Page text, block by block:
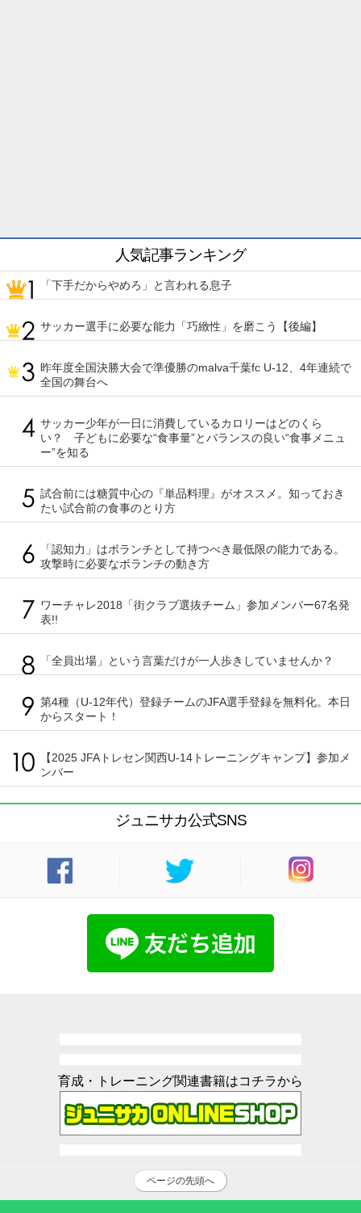
人気記事ランキング
「下手だからやめろ」と言われる息子
サッカー選手に必要な能力「巧緻性」を磨こう【後編】
昨年度全国決勝大会で準優勝のmalva千葉fc U-12、4年連続で
全国の舞台へ
サッカー少年が一日に消費しているカロリーはどのくら
い？ 子どもに必要な“食事量”とバランスの良い“食事メニュ
ー”を知る
試合前には糖質中心の『単品料理』がオススメ。知っておき
たい試合前の食事のとり方
「認知力」はボランチとして持つべき最低限の能力である。
攻撃時に必要なボランチの動き方
ワーチャレ2018「街クラブ選抜チーム」参加メンバー67名発
表!!
「全員出場」という言葉だけが一人歩きしていませんか？
第4種（U-12年代）登録チームのJFA選手登録を無料化。本日
からスタート！
【2025 JFAトレセン関西U-14トレーニングキャンプ】参加メ
ンバー
ジュニサカ公式SNS
育成・トレーニング関連書籍はコチラから
ページの先頭へ